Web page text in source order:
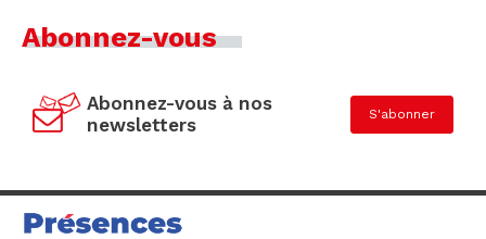
Abonnez-vous
Abonnez-vous à nos
newsletters
S'abonner